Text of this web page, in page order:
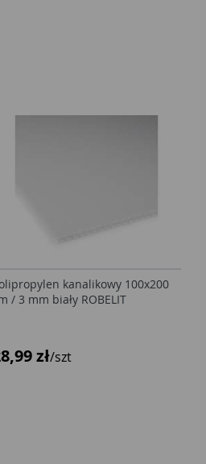
kanalikowy 100x200
/ 3 mm biały ROBELIT
zł/szt